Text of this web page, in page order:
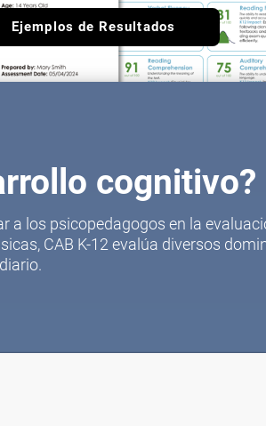
Ejemplos de Resultados
cognitivo?
a los psicopedagogos en la
CAB K-12 evalúa diversos